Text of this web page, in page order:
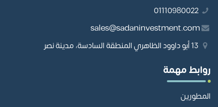
01110980022
sales@sadaninvestment.com
روابط مهمة
المطورين